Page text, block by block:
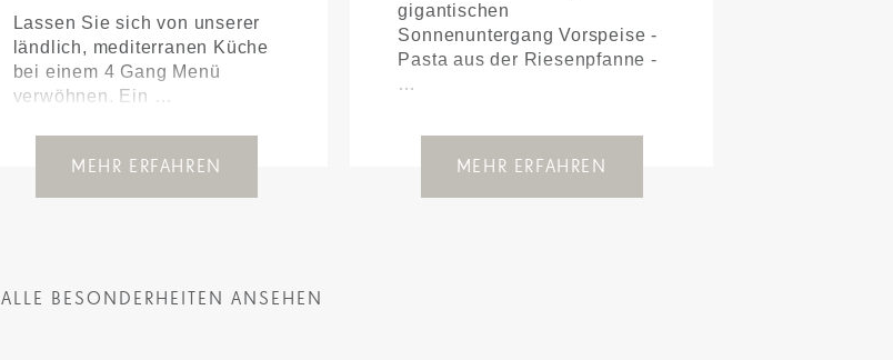
Lassen Sie sich von unserer
ländlich, mediterranen Küche
bei einem 4 Gang Menü
verwöhnen. Ein …
MEHR ERFAHREN
gigantischen
Sonnenuntergang Vorspeise -
Pasta aus der Riesenpfanne -
…
MEHR ERFAHREN
ALLE BESONDERHEITEN ANSEHEN